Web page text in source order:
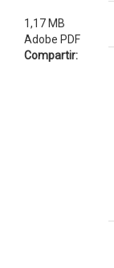
1,17 MB
Adobe PDF
Compartir: